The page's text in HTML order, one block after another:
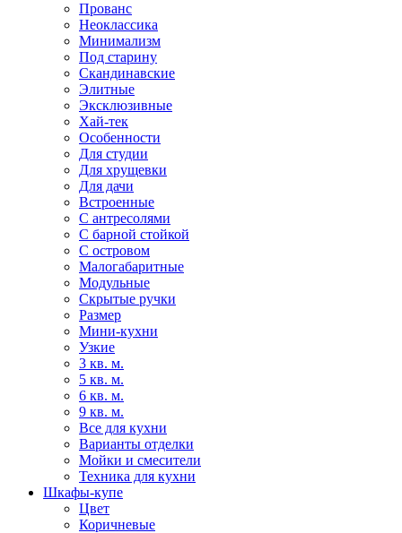
Прованс
Неоклассика
Минимализм
Под старину
Скандинавские
Элитные
Эксклюзивные
Хай-тек
Особенности
Для студии
Для хрущевки
Для дачи
Встроенные
С антресолями
С барной стойкой
С островом
Малогабаритные
Модульные
Скрытые ручки
Размер
Мини-кухни
Узкие
3 кв. м.
5 кв. м.
6 кв. м.
9 кв. м.
Все для кухни
Варианты отделки
Мойки и смесители
Техника для кухни
Шкафы-купе
Цвет
Коричневые